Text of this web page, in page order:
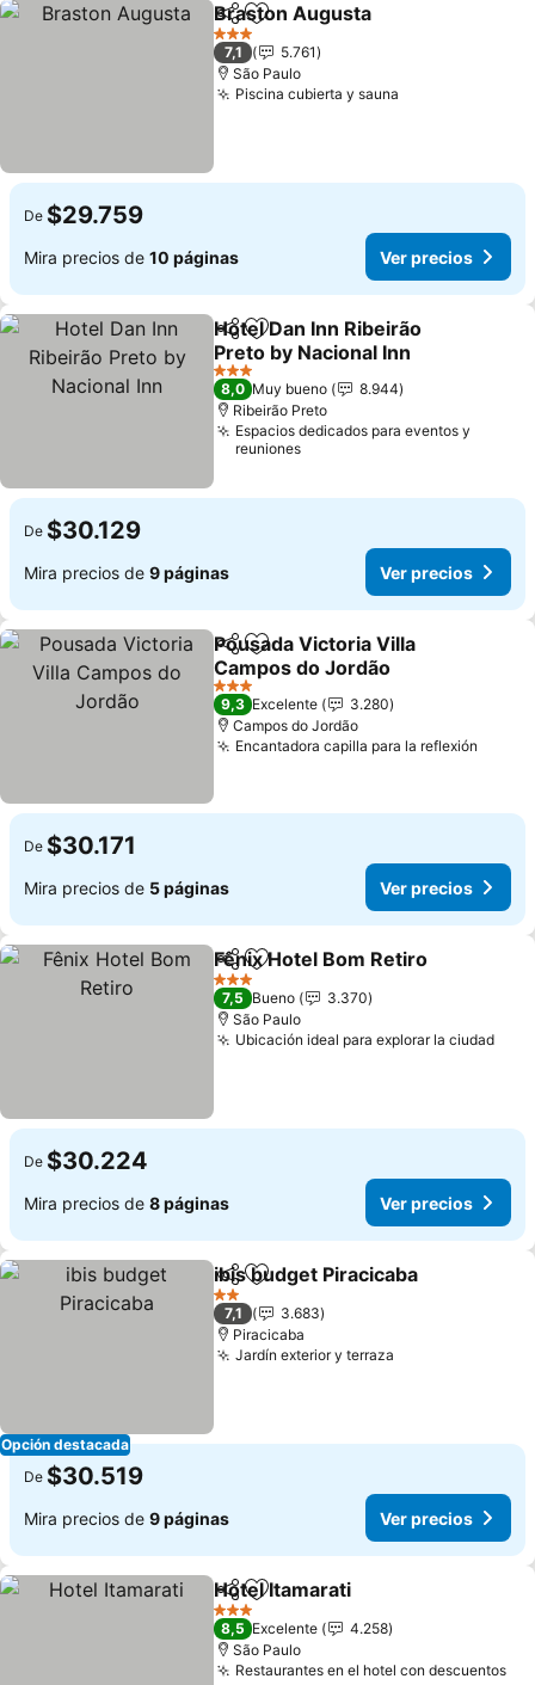
CompartirAgregar a favoritos
Braston Augusta
3 Estrellas
7,1
5.761
São Paulo
Piscina cubierta y sauna
De $29.759
Mira precios de 10 páginas Ver precios
CompartirAgregar a favoritos
Hotel Dan Inn Ribeirão
Preto by Nacional Inn
3 Estrellas
8,0 Muy bueno
8.944
Ribeirão Preto
Espacios dedicados para eventos y
reuniones
De $30.129
Mira precios de 9 páginas Ver precios
CompartirAgregar a favoritos
Pousada Victoria Villa
Campos do Jordão
3 Estrellas
9,3 Excelente
3.280
Campos do Jordão
Encantadora capilla para la reflexión
De $30.171
Mira precios de 5 páginas Ver precios
CompartirAgregar a favoritos
Fênix Hotel Bom Retiro
3 Estrellas
7,5 Bueno
3.370
São Paulo
Ubicación ideal para explorar la ciudad
De $30.224
Mira precios de 8 páginas Ver precios
Opción destacada
CompartirAgregar a favoritos
ibis budget Piracicaba
2 Estrellas
7,1
3.683
Piracicaba
Jardín exterior y terraza
De $30.519
Mira precios de 9 páginas Ver precios
CompartirAgregar a favoritos
Hotel Itamarati
3 Estrellas
8,5 Excelente
4.258
São Paulo
Restaurantes en el hotel con descuentos